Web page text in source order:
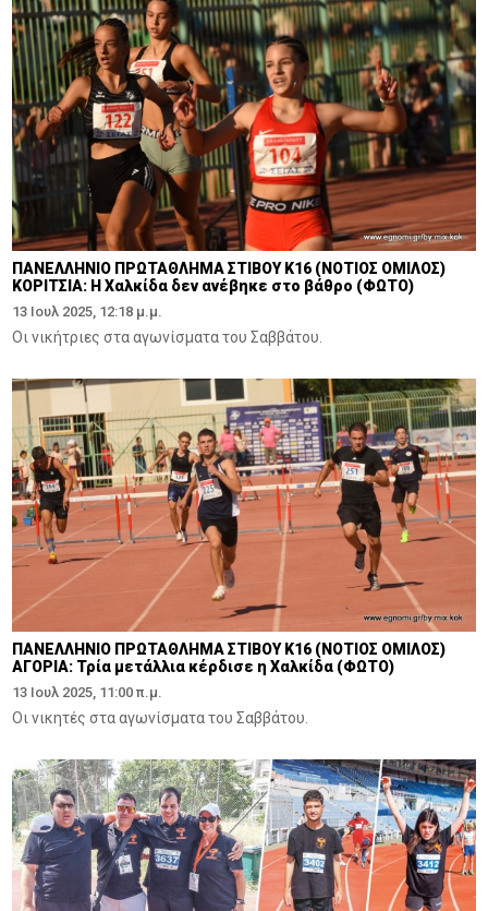
ΠΑΝΕΛΛΗΝΙΟ ΠΡΩΤΑΘΛΗΜΑ ΣΤΙΒΟΥ Κ16 (ΝΟΤΙΟΣ ΟΜΙΛΟΣ)
ΚΟΡΙΤΣΙΑ: Η Χαλκίδα δεν ανέβηκε στο βάθρο (ΦΩΤΟ)
13 Ιουλ 2025, 12:18 μ.μ.
Οι νικήτριες στα αγωνίσματα του Σαββάτου.
ΠΑΝΕΛΛΗΝΙΟ ΠΡΩΤΑΘΛΗΜΑ ΣΤΙΒΟΥ Κ16 (ΝΟΤΙΟΣ ΟΜΙΛΟΣ)
ΑΓΟΡΙΑ: Τρία μετάλλια κέρδισε η Χαλκίδα (ΦΩΤΟ)
13 Ιουλ 2025, 11:00 π.μ.
Οι νικητές στα αγωνίσματα του Σαββάτου.